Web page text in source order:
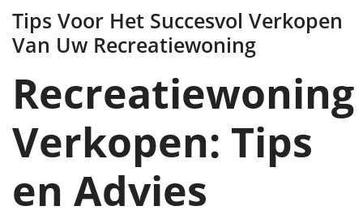
Tips Voor Het Succesvol Verkopen
Van Uw Recreatiewoning
Recreatiewoning
Verkopen: Tips
en Advies